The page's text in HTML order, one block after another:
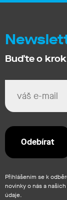
Buďte o
Přihlášením se k
novinky o nás a
údaje.